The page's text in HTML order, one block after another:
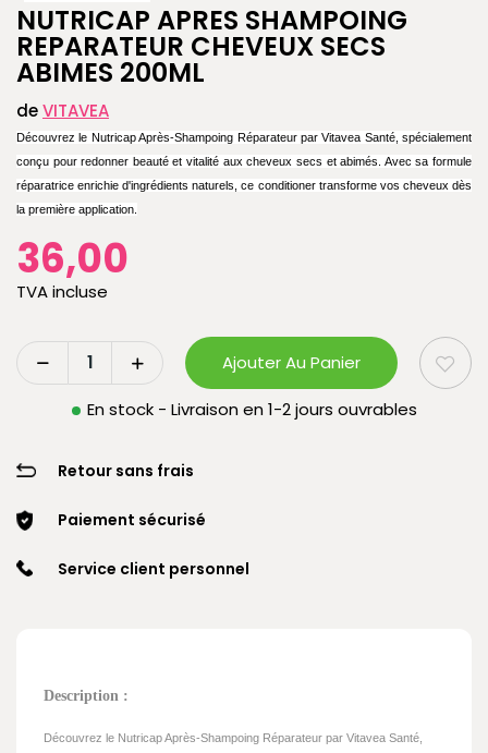
NUTRICAP APRES SHAMPOING
REPARATEUR CHEVEUX SECS
ABIMES 200ML
deVITAVEA
Découvrez le Nutricap Après-Shampoing Réparateur par Vitavea Santé, spécialement
conçu pour redonner beauté et vitalité aux cheveux secs et abimés. Avec sa formule
réparatrice enrichie d'ingrédients naturels, ce conditioner transforme vos cheveux dès
la première application.
36,00
TVA incluse
Ajouter Au Panier
En stock - Livraison en 1-2 jours ouvrables
Retour sans frais
Paiement sécurisé
Service client personnel
Description :
Découvrez le Nutricap Après-Shampoing Réparateur par Vitavea Santé,